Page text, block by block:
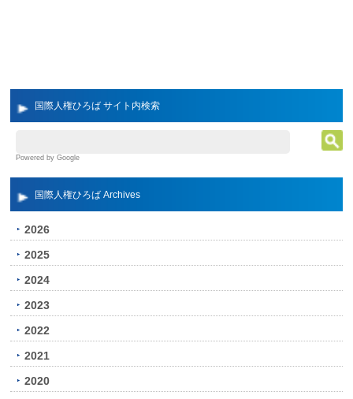
国際人権ひろば サイト内検索
Powered by Google
国際人権ひろば Archives
2026
2025
2024
2023
2022
2021
2020